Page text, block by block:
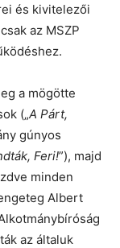
és kivitelezői
az MSZP
a mögötte
(„A Párt,
gúnyos
Feri!”), majd
minden
Albert
az általuk